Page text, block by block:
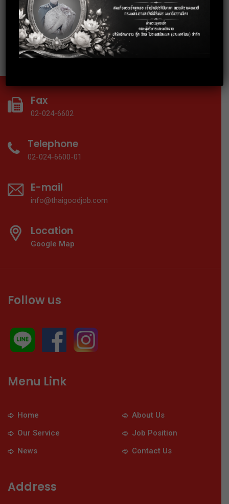
18 September 2019
อบรมเทคนิคการทำงานร่วมกับคนทุก
Gen ให้ประสบความสำเร็จ
Fax
02-024-6602
Telephone
02-024-6600-01
E-mail
info@thaigoodjob.com
Location
Google Map
Follow us
Menu Link
Home
About Us
Our Service
Job Position
News
Contact Us
Address